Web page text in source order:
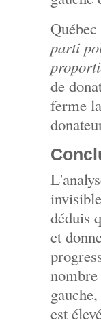
parti
de
ferme
déduis
et
est